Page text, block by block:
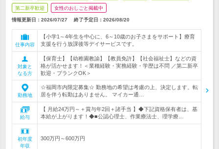
第二新卒歓迎 女性のおしごと掲載中
情報更新日：2026/07/27 終了予定日： 2026/08/20
仕事内容
【小学1～4年生を中心に、6～10歳のお子さまをサポート】療育
支援を行う放課後等デイサービスです。
対象と
なる方
【保育士】【幼稚園教諭】【教員免許】【社会福祉士】などの資
格が活かせます！＜業種経験・実務経験・学歴は不問 ／第二新卒
歓迎・ブランクOK＞
勤務地
☆福岡市内限定募集☆ 勤務地の希望は考慮の上、決定します。転
居を伴う転勤はありません。 マイカー通…
給与
【 月給24万円～＋賞与年2回＋諸手当 】◆下記資格保有者は、基
本給が上がります！◆■公認心理士、作業療法士、理学療…
初年度
年収
300万円～600万円